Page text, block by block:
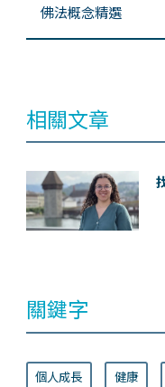
佛法概念精選
相關文章
關鍵字
個人成長 健康